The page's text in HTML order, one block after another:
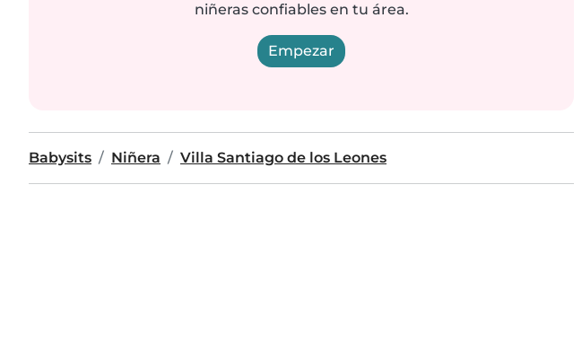
niñeras confiables en tu área.
Empezar
Babysits Niñera Villa Santiago de los Leones